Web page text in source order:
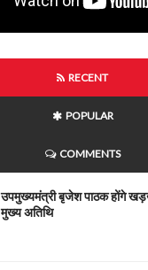
RECENT
POPULAR
COMMENTS
उपमुख्यमंत्री बृजेश पाठक होंगे
मुख्य अतिथि